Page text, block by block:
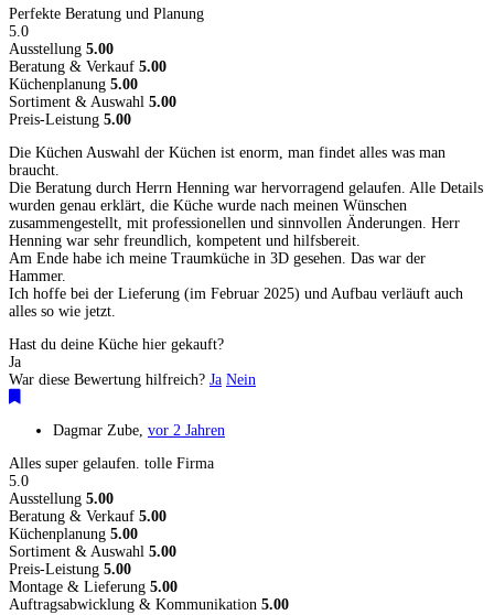
Perfekte Beratung und Planung
5.0
Ausstellung 5.00
Beratung & Verkauf 5.00
Küchenplanung 5.00
Sortiment & Auswahl 5.00
Preis-Leistung 5.00
Die Küchen Auswahl der Küchen ist enorm, man findet alles was man
braucht.
Die Beratung durch Herrn Henning war hervorragend gelaufen. Alle Details
wurden genau erklärt, die Küche wurde nach meinen Wünschen
zusammengestellt, mit professionellen und sinnvollen Änderungen. Herr
Henning war sehr freundlich, kompetent und hilfsbereit.
Am Ende habe ich meine Traumküche in 3D gesehen. Das war der
Hammer.
Ich hoffe bei der Lieferung (im Februar 2025) und Aufbau verläuft auch
alles so wie jetzt.
Hast du deine Küche hier gekauft?
Ja
War diese Bewertung hilfreich? Ja Nein
Dagmar Zube, vor 2 Jahren
Alles super gelaufen. tolle Firma
5.0
Ausstellung 5.00
Beratung & Verkauf 5.00
Küchenplanung 5.00
Sortiment & Auswahl 5.00
Preis-Leistung 5.00
Montage & Lieferung 5.00
Auftragsabwicklung & Kommunikation 5.00